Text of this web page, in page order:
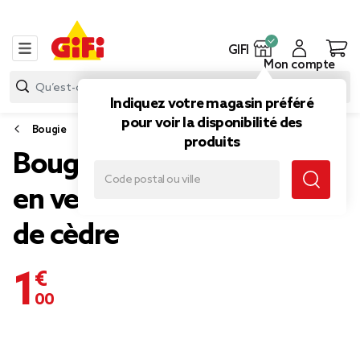
GIFI
Indiquez votre magasin préféré
pour voir la disponibilité des
produits
Mon compte
Bougie
Bougie parfumée dans pot
en verre senteur Cuir Bois
de cèdre
1,00 €